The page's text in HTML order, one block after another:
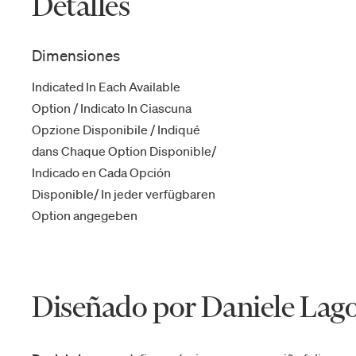
Dimensiones
Indicated In Each Available
Option / Indicato In Ciascuna
Opzione Disponibile / Indiqué
dans Chaque Option Disponible/
Indicado en Cada Opción
Disponible/ In jeder verfügbaren
Option angegeben
Diseñado por Daniele